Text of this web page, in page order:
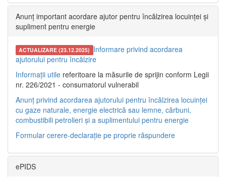
Anunț important acordare ajutor pentru încălzirea locuinței și
supliment pentru energie
ACTUALIZARE (23.12.2025) Informare privind acordarea
ajutorului pentru încălzire
Informații utile referitoare la măsurile de sprijin conform Legii
nr. 226/2021 - consumatorul vulnerabil
Anunț privind acordarea ajutorului pentru încălzirea locuinței
cu gaze naturale, energie electrică sau lemne, cărbuni,
combustibili petrolieri și a suplimentului pentru energie
Formular cerere-declarație pe proprie răspundere
ePIDS